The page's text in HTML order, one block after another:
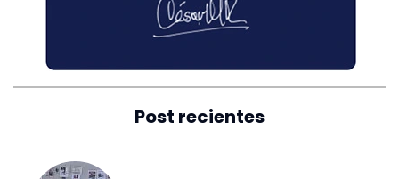
Post recientes